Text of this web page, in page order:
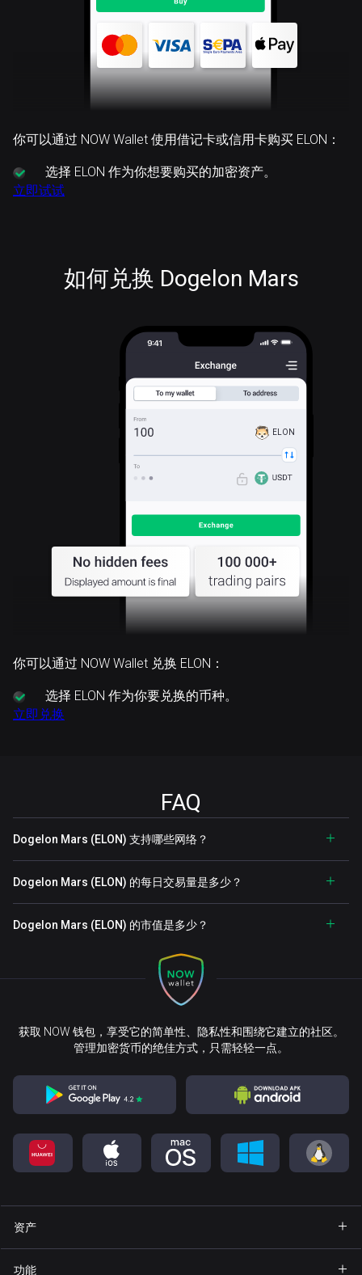
你可以通过 NOW Wallet 使用借记卡或信用卡购买 ELON：
选择 ELON 作为你想要购买的加密资产。
立即试试
如何兑换 Dogelon Mars
ELON
你可以通过 NOW Wallet 兑换 ELON：
选择 ELON 作为你要兑换的币种。
立即兑换
FAQ
Dogelon Mars (ELON) 支持哪些网络？
Dogelon Mars (ELON) 的每日交易量是多少？
Dogelon Mars (ELON) 的市值是多少？
获取 NOW 钱包，享受它的简单性、隐私性和围绕它建立的社区。
管理加密货币的绝佳方式，只需轻轻一点。
资产
功能